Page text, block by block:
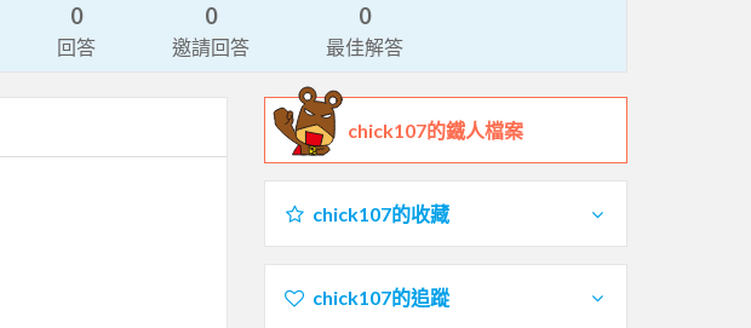
0
回答
0
邀請回答
0
最佳解答
chick107的鐵人檔案
chick107的收藏
chick107的追蹤